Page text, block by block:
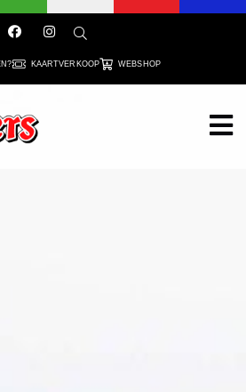
KAARTVERKOOP WEBSHOP